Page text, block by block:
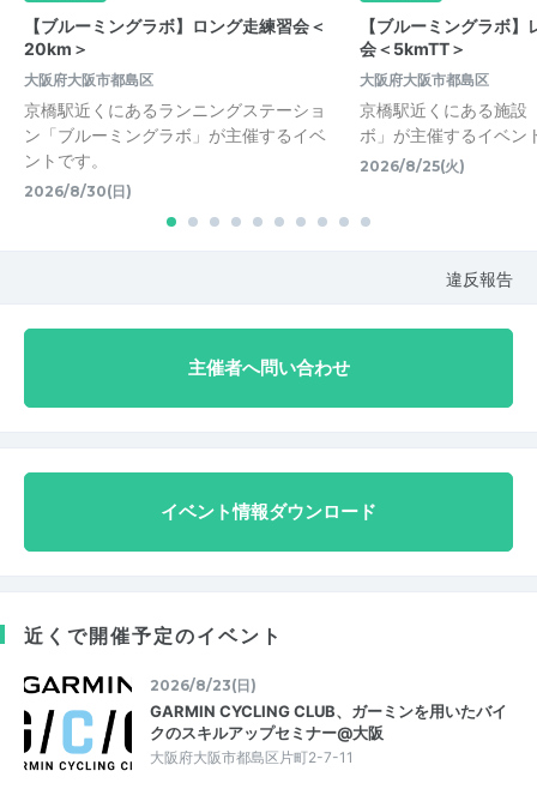
【ブルーミングラボ】ロング走練習会＜
20km＞
大阪府大阪市都島区
京橋駅近くにあるランニングステーショ
ン「ブルーミングラボ」が主催するイベ
ントです。
2026/8/30(日)
【ブルーミングラボ
会＜5kmTT＞
大阪府大阪市都島区
京橋駅近くにある施設
ボ」が主催するイベン
2026/8/25(火)
違反報告
主催者へ問い合わせ
イベント情報ダウンロード
近くで開催予定のイベント
2026/8/23(日)
GARMIN CYCLING CLUB、ガーミンを用いたバイ
クのスキルアップセミナー@大阪
大阪府大阪市都島区片町2-7-11